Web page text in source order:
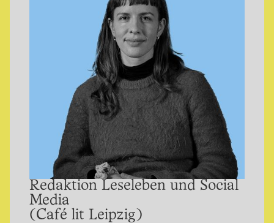
Redaktion Leseleben und Social
Media
(Café lit Leipzig)